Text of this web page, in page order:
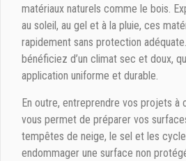
matériaux naturels comme le bois.
au soleil, au gel et à la pluie, ces
rapidement sans protection
bénéficiez d’un climat sec et doux,
application uniforme et durable.
En outre, entreprendre vos projets à
vous permet de préparer vos
tempêtes de neige, le sel et les
endommager une surface non